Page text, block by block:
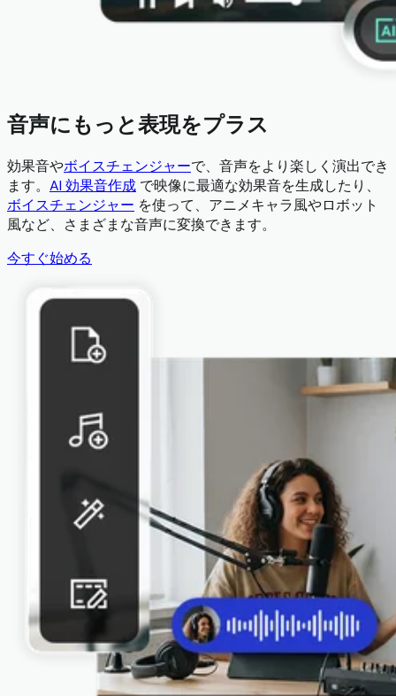
音声にもっと表現をプラス
効果音やボイスチェンジャーで、音声をより楽しく演出でき
ます。 AI 効果音作成 で映像に最適な効果音を生成したり、
ボイスチェンジャー を使って、アニメキャラ風やロボット
風など、さまざまな音声に変換できます。
今すぐ始める